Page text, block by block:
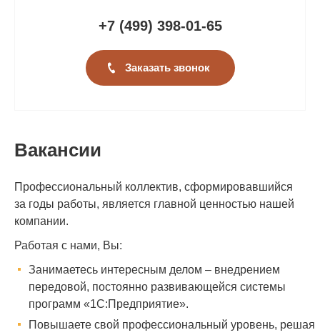
+7 (499) 398-01-65
Заказать звонок
Вакансии
Профессиональный коллектив, сформировавшийся
за годы работы, является главной ценностью нашей
компании.
Работая с нами, Вы:
Занимаетесь интересным делом – внедрением
передовой, постоянно развивающейся системы
программ «1С:Предприятие».
Повышаете свой профессиональный уровень, решая